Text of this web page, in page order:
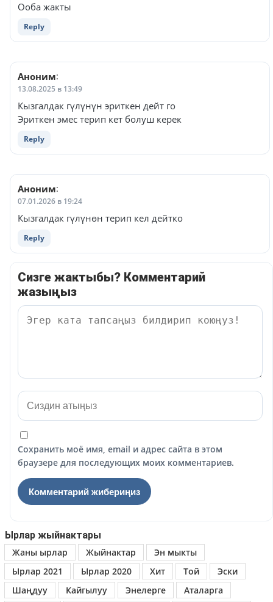
Ооба жакты
Reply
Аноним:
13.08.2025 в 13:49
Кызгалдак гүлүнүн эриткен дейт го
Эриткен эмес терип кет болуш керек
Reply
Аноним:
07.01.2026 в 19:24
Кызгалдак гүлүнөн терип кел дейтко
Reply
Сизге жактыбы? Комментарий
жазыңыз
Сохранить моё имя, email и адрес сайта в этом
браузере для последующих моих комментариев.
Ырлар жыйнактары
Жаны ырлар
Жыйнактар
Эн мыкты
Ырлар 2021
Ырлар 2020 Хит Той
Эски
Шаңдуу
Кайгылуу Энелерге Аталарга